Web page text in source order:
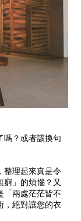
嗎？或者該換句
整理起來真是令
窮」的煩惱？又
「兩處茫茫皆不
，絕對讓您的衣